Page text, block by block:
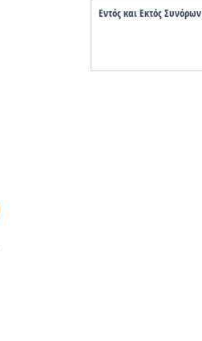
Εντός και Εκτός Συνόρων